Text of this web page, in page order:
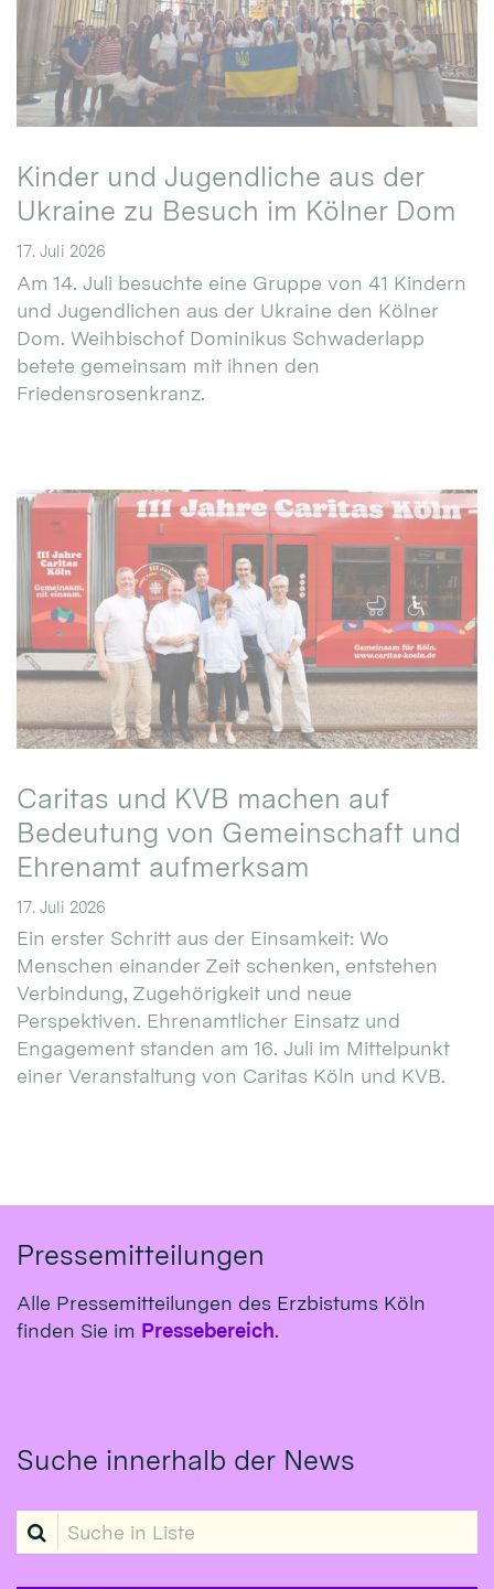
Kinder und Jugendliche aus der
Ukraine zu Besuch im Kölner Dom
17. Juli 2026
Am 14. Juli besuchte eine Gruppe von 41 Kindern
und Jugendlichen aus der Ukraine den Kölner
Dom. Weihbischof Dominikus Schwaderlapp
betete gemeinsam mit ihnen den
Friedensrosenkranz.
Caritas und KVB machen auf
Bedeutung von Gemeinschaft und
Ehrenamt aufmerksam
17. Juli 2026
Ein erster Schritt aus der Einsamkeit: Wo
Menschen einander Zeit schenken, entstehen
Verbindung, Zugehörigkeit und neue
Perspektiven. Ehrenamtlicher Einsatz und
Engagement standen am 16. Juli im Mittelpunkt
einer Veranstaltung von Caritas Köln und KVB.
Pressemitteilungen
Alle Pressemitteilungen des Erzbistums Köln
finden Sie im Pressebereich.
Suche innerhalb der News
Suche in Liste